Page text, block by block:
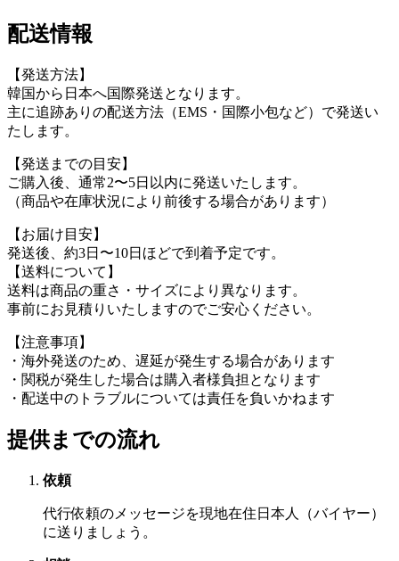
配送情報
【発送方法】
韓国から日本へ国際発送となります。
主に追跡ありの配送方法（EMS・国際小包など）で発送い
たします。
【発送までの目安】
ご購入後、通常2〜5日以内に発送いたします。
（商品や在庫状況により前後する場合があります）
【お届け目安】
発送後、約3日〜10日ほどで到着予定です。
【送料について】
送料は商品の重さ・サイズにより異なります。
事前にお見積りいたしますのでご安心ください。
【注意事項】
・海外発送のため、遅延が発生する場合があります
・関税が発生した場合は購入者様負担となります
・配送中のトラブルについては責任を負いかねます
提供までの流れ
依頼
代行依頼のメッセージを現地在住日本人（バイヤー）
に送りましょう。